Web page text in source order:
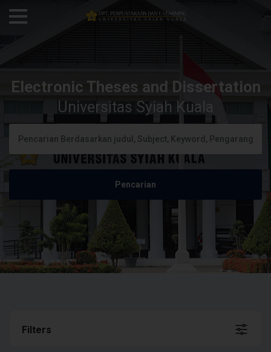
Electronic Theses and Dissertation
Universitas Syiah Kuala
Filters